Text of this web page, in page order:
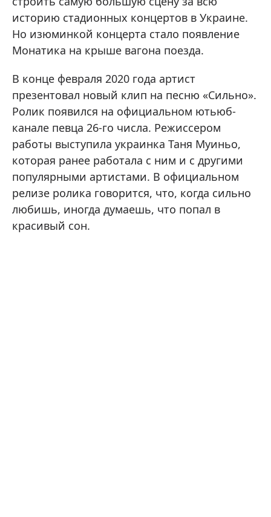
историю стадионных концертов в Украине.
Но изюминкой концерта стало появление
Монатика на крыше вагона поезда.
В конце февраля 2020 года артист
презентовал новый клип на песню «Сильно».
Ролик появился на официальном ютьюб-
канале певца 26-го числа. Режиссером
работы выступила украинка Таня Муиньо,
которая ранее работала с ним и с другими
популярными артистами. В официальном
релизе ролика говорится, что, когда сильно
любишь, иногда думаешь, что попал в
красивый сон.